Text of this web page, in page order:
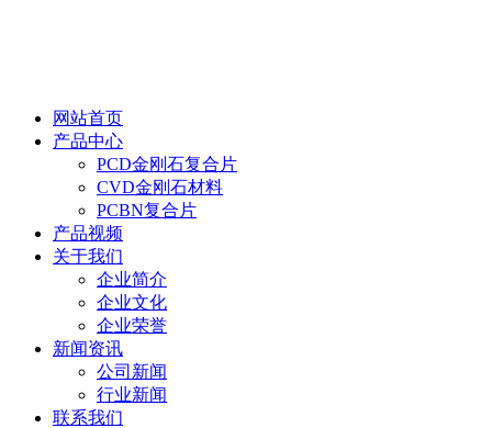
网站首页
产品中心
PCD金刚石复合片
CVD金刚石材料
PCBN复合片
产品视频
关于我们
企业简介
企业文化
企业荣誉
新闻资讯
公司新闻
行业新闻
联系我们